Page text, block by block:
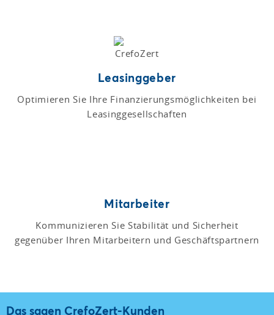
Leasinggeber
Optimieren Sie Ihre Finanzierungsmöglichkeiten bei
Leasinggesellschaften
Mitarbeiter
Kommunizieren Sie Stabilität und Sicherheit
gegenüber Ihren Mitarbeitern und Geschäftspartnern
Das sagen CrefoZert-Kunden